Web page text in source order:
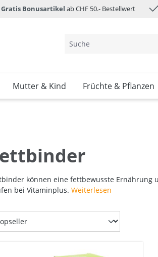
Gratis Bonusartikel ab CHF 50.- Bestellwert
Mutter & Kind Früchte & Pflanzen
können eine fettbewusste Ernährung
bei Vitaminplus. Weiterlesen